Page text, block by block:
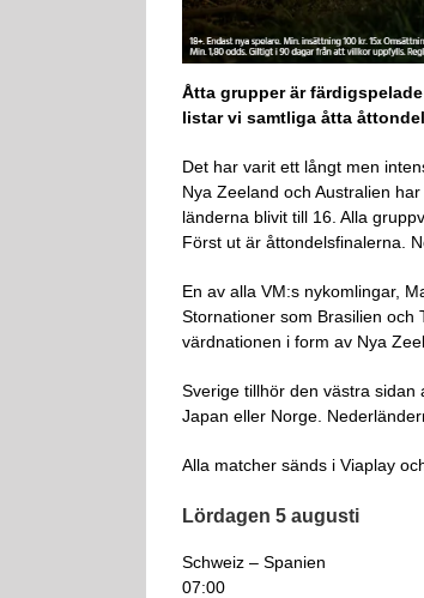
Åtta grupper är
listar vi samtliga åtta
Det har varit ett långt men
Nya Zeeland och Australien
länderna blivit till 16. Alla
Först ut är åttondelsfinalerna.
En av alla VM:s nykomlingar,
Stornationer som Brasilien och
värdnationen i form av Nya
Sverige tillhör den västra sidan
Japan eller Norge.
Alla matcher sänds i Viaplay
Lördagen 5 augusti
Schweiz – Spanien
07:00